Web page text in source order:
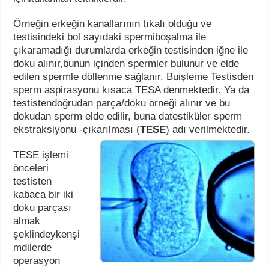
Örneğin erkeğin kanallarının tıkalı olduğu ve
testisindeki bol sayıdaki spermiboşalma ile
çıkaramadığı durumlarda erkeğin testisinden iğne ile
doku alınır,bunun içinden spermler bulunur ve elde
edilen spermle döllenme sağlanır. Buişleme Testisden
sperm aspirasyonu kısaca TESA denmektedir. Ya da
testistendoğrudan parça/doku örneği alınır ve bu
dokudan sperm elde edilir, buna datestiküler sperm
ekstraksiyonu -çıkarılması (TESE) adı verilmektedir.
TESE işlemi
önceleri
testisten
kabaca bir iki
doku parçası
almak
şeklindeykenşi
mdilerde
operasyon